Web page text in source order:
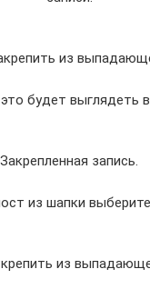
из
будет выглядеть
Закрепленная запись.
из шапки
из